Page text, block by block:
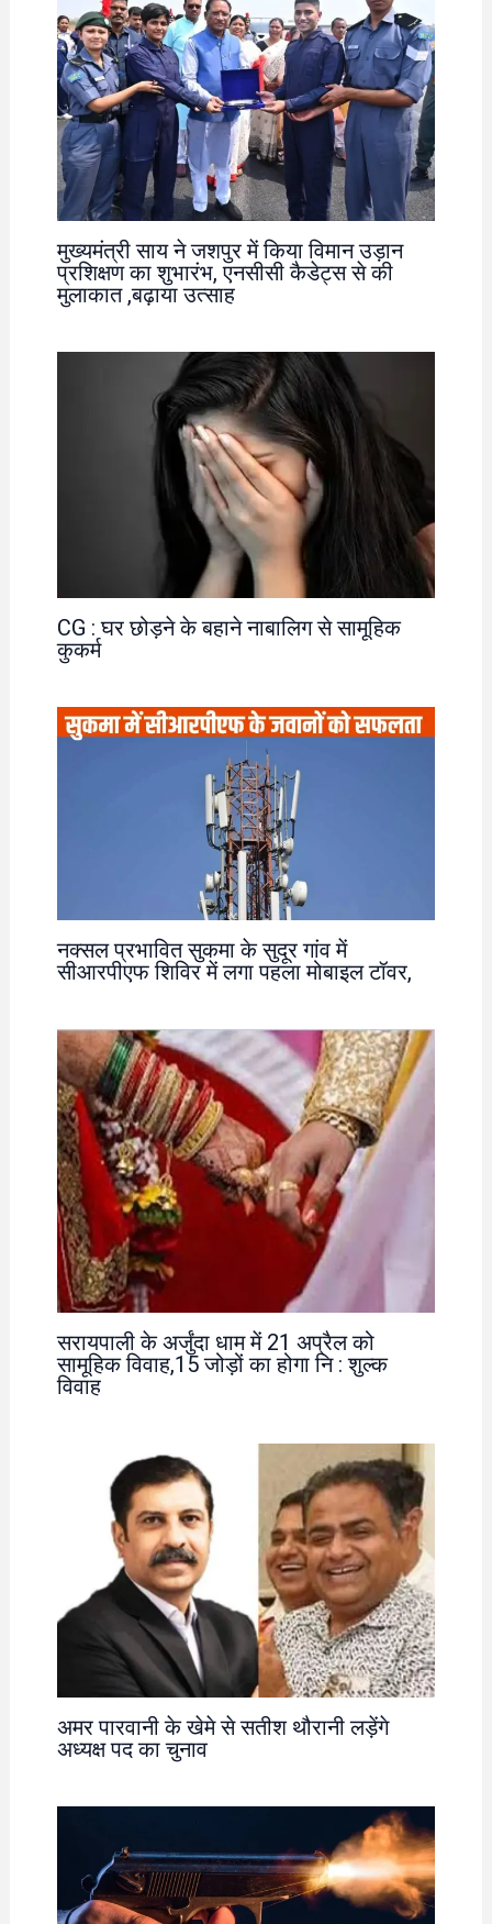
मुख्यमंत्री साय ने जशपुर में किया विमान उड़ान
प्रशिक्षण का शुभारंभ, एनसीसी कैडेट्स से की
मुलाकात ,बढ़ाया उत्साह
CG : घर छोड़ने के बहाने नाबालिग से सामूहिक
कुकर्म
नक्सल प्रभावित सुकमा के सुदूर गांव में
सीआरपीएफ शिविर में लगा पहला मोबाइल टॉवर,
सरायपाली के अर्जुंदा धाम में 21 अप्रैल को
सामूहिक विवाह,15 जोड़ों का होगा नि : शुल्क
विवाह
अमर पारवानी के खेमे से सतीश थौरानी लड़ेंगे
अध्यक्ष पद का चुनाव